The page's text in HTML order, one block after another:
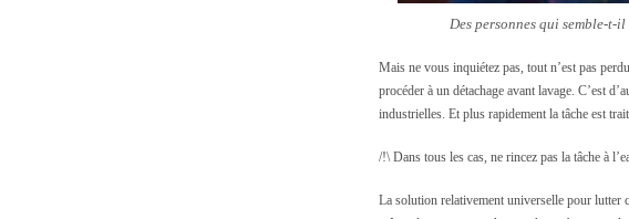
Des personnes qui semble-t-
Mais ne vous inquiétez pas, tout n’est pas
procéder à un détachage avant lavage. C’est
industrielles. Et plus rapidement la tâche est
/!\ Dans tous les cas, ne rincez pas la tâche à
La solution relativement universelle pour lutter